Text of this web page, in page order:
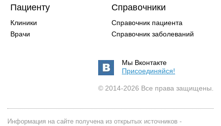
Пациенту
Клиники
Врачи
Справочники
Справочник пациента
Справочник заболеваний
Мы Вконтакте
Присоединяйся!
© 2014-2026 Все права защищены.
Информация на сайте получена из открытых источников -